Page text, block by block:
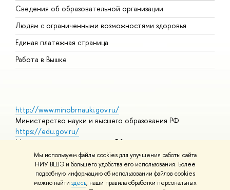
Мы используем файлы cookies для улучшения работы сайта
НИУ ВШЭ и большего удобства его использования. Более
подробную информацию об использовании файлов cookies
можно найти здесь, наши правила обработки персональных
Сведения об образовательной организации
Людям с ограниченными возможностями здоровья
Единая платежная страница
Работа в Вышке
http://www.minobrnauki.gov.ru/
Министерство науки и высшего образования РФ
https://edu.gov.ru/
Министерство просвещения РФ
https://elearning.hse.ru/mooc
Массовые открытые онлайн-курсы